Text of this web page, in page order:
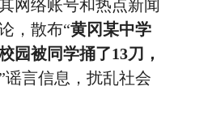
网络账号和热点新闻
，散布“黄冈某中学
园被同学捅了13刀，
谣言信息，扰乱社会